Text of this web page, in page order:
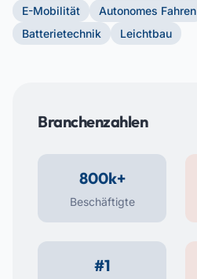
E-Mobilität Autonomes Fahren
Batterietechnik
Leichtbau
Branchenzahlen
800k+
Beschäftigte
#1